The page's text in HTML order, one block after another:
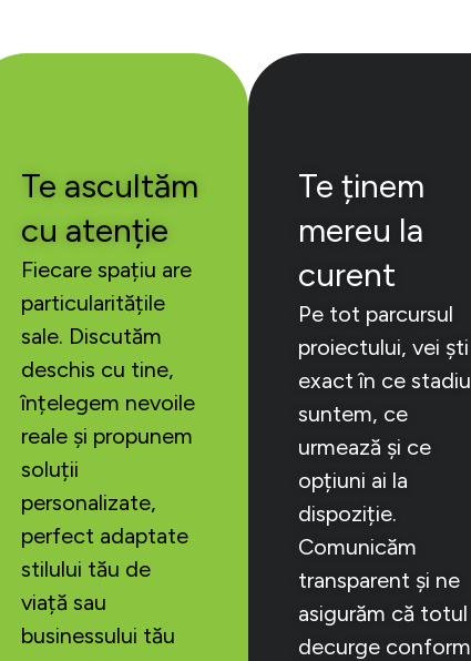
Te ascultăm
cu atenție
Fiecare spațiu are
particularitățile
sale. Discutăm
deschis cu tine,
înțelegem nevoile
reale și propunem
soluții
personalizate,
perfect adaptate
stilului tău de
viață sau
businessului tău
Te ținem
mereu la
curent
Pe tot parcursul
proiectului, vei ști
exact în ce stadiu
suntem, ce
urmează și ce
opțiuni ai la
dispoziție.
Comunicăm
transparent și ne
asigurăm că totul
decurge conform